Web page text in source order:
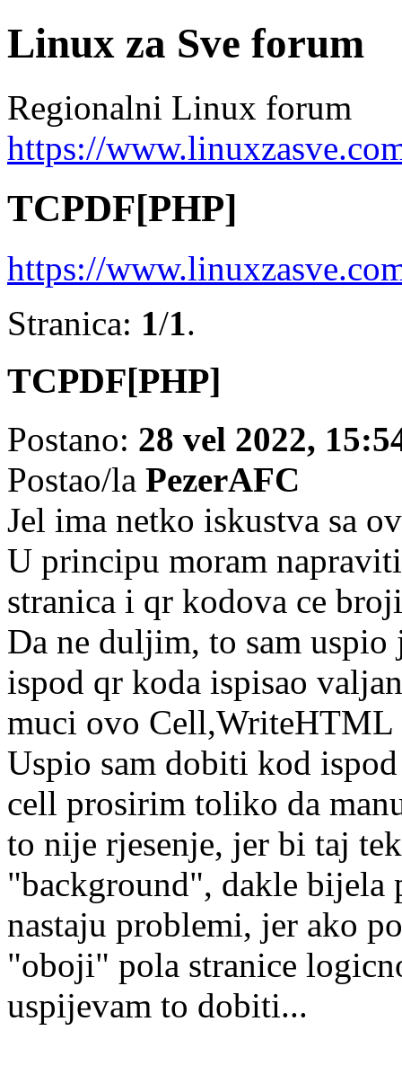
Linux za Sve forum
Regionalni Linux forum
https://
TCPDF[PHP]
https://
Stranica: 1/1.
TCPDF[PHP]
Postano: 28 vel 2022,
Postao/la PezerAFC
Jel ima netko iskustva sa
U principu moram
stranica i qr kodova ce
Da ne duljim, to sam
ispod qr koda ispisao
muci ovo Cell,WriteHTML
Uspio sam dobiti kod
cell prosirim toliko da
to nije rjesenje, jer bi taj
"background", dakle bijela
nastaju problemi, jer ako
"oboji" pola stranice
uspijevam to dobiti...